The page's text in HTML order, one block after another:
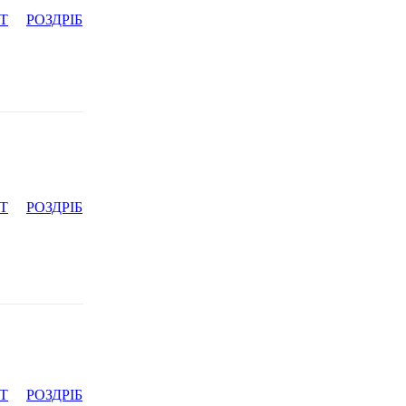
РОЗДРІБ
РОЗДРІБ
РОЗДРІБ